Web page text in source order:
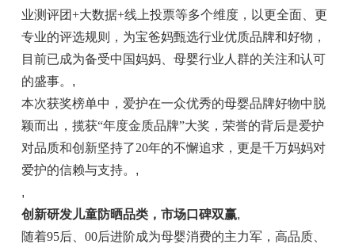
业测评团+大数据+线上投票等多个维度，以更全面、更
专业的评选规则，为宝爸妈甄选行业优质品牌和好物，
目前已成为备受中国妈妈、母婴行业人群的关注和认可
的盛事。 ,
本次获奖榜单中，爱护在一众优秀的母婴品牌好物中脱
颖而出，揽获“年度金质品牌”大奖，荣誉的背后是爱护
对品质和创新坚持了20年的不懈追求，更是千万妈妈对
爱护的信赖与支持。 ,
,
创新研发儿童防晒品类，市场口碑双赢,
随着95后、00后进阶成为母婴消费的主力军，高品质、